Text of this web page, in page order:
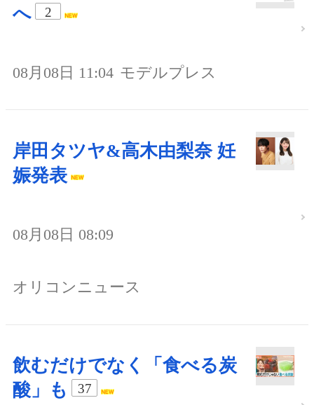
へ
2
08月08日 11:04 モデルプレス
岸田タツヤ&高木由梨奈 妊
娠発表
08月08日 08:09
オリコンニュース
飲むだけでなく「食べる炭
酸」も
37